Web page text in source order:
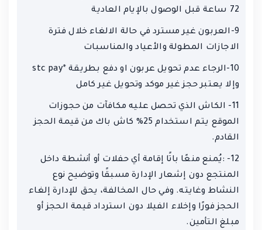
72 ساعة قبل الوصول بالإيام العادية
9-العربون غير مسترد في حالة الالغاء خلال فترة
الاجازات المطولة والأعياد والمناسبات
10-الرجاء عدم تحويل عربون او دفع بطريقة *stc pay
وإلا يعتبر حجز غير موكد وتحويل غير كامل
11- الكاش الذي تحصل عليه مكافآت من حجوزات
الموقع يتم استخدام 25% كاش باك من قيمة الحجز
القادم.
12- :يُمنع منعًا باتًا إقامة أي حفلات أو أنشطة داخل
المنتجع دون إشعار الإدارة مسبقًا وتوضيح نوع
النشاط وغايته. وفي حال المخالفة، يحق للإدارة إلغاء
الحجز فورًا وإخلاء الفيلا دون استرداد قيمة الحجز أو
مبلغ التأمين.